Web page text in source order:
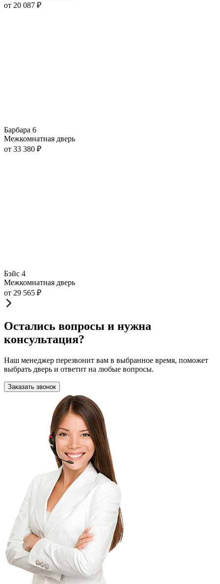
от 20 087 ₽
Барбара 6
Межкомнатная дверь
от 33 380 ₽
Бэйс 4
Межкомнатная дверь
от 29 565 ₽
Остались вопросы и нужна
консультация?
Наш менеджер перезвонит вам в выбранное время, поможет
выбрать дверь и ответит на любые вопросы.
Заказать звонок